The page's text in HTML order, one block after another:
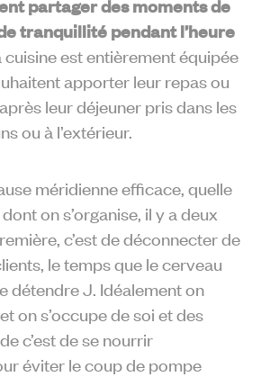
partager des moments de
tranquillité pendant l’heure
est entièrement équipée
apporter leur repas ou
leur déjeuner pris dans les
ou à l’extérieur.
méridienne efficace, quelle
on s’organise, il y a deux
c’est de déconnecter de
le temps que le cerveau
détendre J. Idéalement on
on s’occupe de soi et des
c’est de se nourrir
éviter le coup de pompe